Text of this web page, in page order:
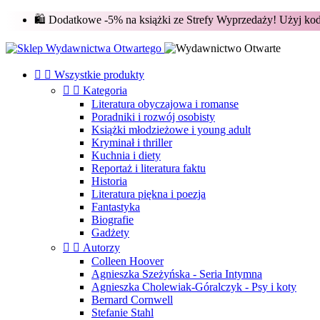
🛍️ Dodatkowe -5% na książki ze Strefy Wyprzedaży! Użyj
  Wszystkie produkty
  Kategoria
Literatura obyczajowa i romanse
Poradniki i rozwój osobisty
Książki młodzieżowe i young adult
Kryminał i thriller
Kuchnia i diety
Reportaż i literatura faktu
Historia
Literatura piękna i poezja
Fantastyka
Biografie
Gadżety
  Autorzy
Colleen Hoover
Agnieszka Szeżyńska - Seria Intymna
Agnieszka Cholewiak-Góralczyk - Psy i koty
Bernard Cornwell
Stefanie Stahl